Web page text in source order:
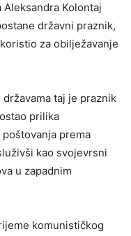
Kolontaj
državni praznik,
za obilježavanje
taj je praznik
prilika
prema
kao svojevrsni
u zapadnim
komunističkog